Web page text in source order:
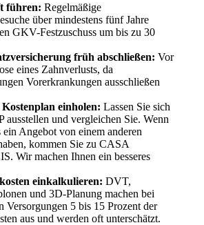
führen: Regelmäßige
über mindestens fünf Jahre
GKV-Festzuschuss um bis zu 30
früh abschließen: Vor
eines Zahnverlusts, da
Vorerkrankungen ausschließen
einholen: Lassen Sie sich
ausstellen und vergleichen Sie. Wenn
ein Angebot von einem anderen
kommen Sie zu CASA
Wir machen Ihnen ein besseres
einkalkulieren: DVT,
und 3D-Planung machen bei
Versorgungen 5 bis 15 Prozent der
aus und werden oft unterschätzt.